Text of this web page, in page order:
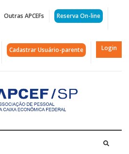
Outras APCEFs Reserva On-line
Cadastrar Usuário-parente Login